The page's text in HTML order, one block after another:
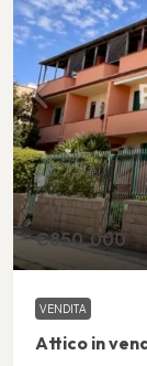
€850.000
VENDITA
Attico in